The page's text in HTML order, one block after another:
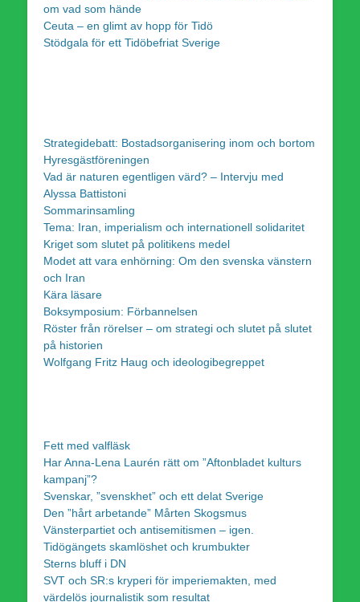
om vad som hände
Ceuta – en glimt av hopp för Tidö
Stödgala för ett Tidöbefriat Sverige
Strategidebatt: Bostadsorganisering inom och bortom
Hyresgästföreningen
Vad är naturen egentligen värd? – Intervju med
Alyssa Battistoni
Sommarinsamling
Tema: Iran, imperialism och internationell solidaritet
Kriget som slutet på politikens medel
Modet att vara enhörning: Om den svenska vänstern
och Iran
Kära läsare
Boksymposium: Förbannelsen
Röster från rörelser – om strategi och slutet på slutet
på historien
Wolfgang Fritz Haug och ideologibegreppet
Fett med valfläsk
Har Anna-Lena Laurén rätt om ”Aftonbladet kulturs
kampanj”?
Svenskar, ”svenskhet” och ett delat Sverige
Den ”hårt arbetande” Mårten Skogsmus
Vänsterpartiet och antisemitismen – igen.
Tidögängets skamlöshet och krumbukter
Sterns bluff i DN
SVT och SR:s kryperi för imperiemakten, med
värdelös journalistik som resultat